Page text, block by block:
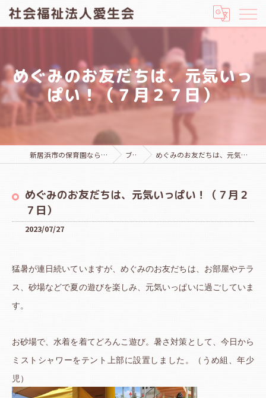
めぐみのお友だちは、元気いっ
ぱい！（７月２７日）
新居浜市の保育園なら社会福祉法人愛生会 ブログ めぐみのお友だちは、元気いっぱい！（７月２７日）
めぐみのお友だちは、元気いっぱい！（７月２
７日）
2023/07/27
猛暑が連日続いていますが、めぐみのお友だちは、お部屋やテラ
ス、砂場などで夏の遊びを楽しみ、元気いっぱいに過ごしていま
す。
お砂場で、水着を着てどろんこ遊び。暑さ対策として、今日から
ミストシャワーをテント上部に設置しました。（うめ組、年少
児）